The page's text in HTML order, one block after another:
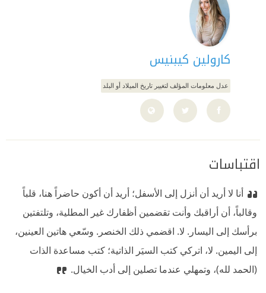
كارولين كيبنيس
عدل معلومات المؤلف لتغيير تاريخ الميلاد أو البلد
اقتباسات
أنا لا أريد أن أنزل إلى الأسفل؛ أريد أن أكون حاضراً هنا، قلباً
وقالباً، أن أراقبك وأنت تقضمين أظفارك غير المطلية، وتلتفتين
برأسك إلى اليسار. لا. اقضمي ذلك الخنصر. وسّعي هاتين العينين،
إلى اليمين. لا، اتركي كتب السيَر الذاتية؛ كتب مساعدة الذات
(الحمد لله)، وتمهلي عندما تصلين إلى أدب الخيال.